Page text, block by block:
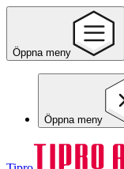
Öppna meny
Öppna meny